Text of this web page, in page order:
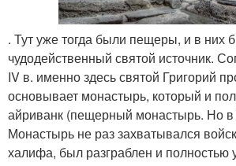
. Тут уже тогда были пещеры, и в них
чудодейственный святой источник.
IV в. именно здесь святой Григорий
основывает монастырь, который и
айриванк (пещерный монастырь. Но в
Монастырь не раз захватывался
халифа, был разграблен и полностью